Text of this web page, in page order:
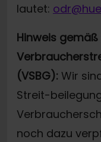
lautet:
Hinweis gemäß
(VSBG): Wir
Streit-
noch dazu